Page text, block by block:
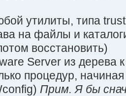
утилиты, типа
на файлы и
восстановить)
Server из дерева
процедур,
Прим. Я бы